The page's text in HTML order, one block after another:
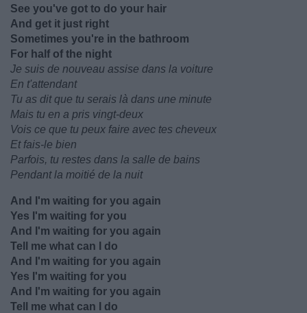
See you've got to do your hair
And get it just right
Sometimes you're in the bathroom
For half of the night
Je suis de nouveau assise dans la voiture
En t'attendant
Tu as dit que tu serais là dans une minute
Mais tu en a pris vingt-deux
Vois ce que tu peux faire avec tes cheveux
Et fais-le bien
Parfois, tu restes dans la salle de bains
Pendant la moitié de la nuit
And I'm waiting for you again
Yes I'm waiting for you
And I'm waiting for you again
Tell me what can I do
And I'm waiting for you again
Yes I'm waiting for you
And I'm waiting for you again
Tell me what can I do